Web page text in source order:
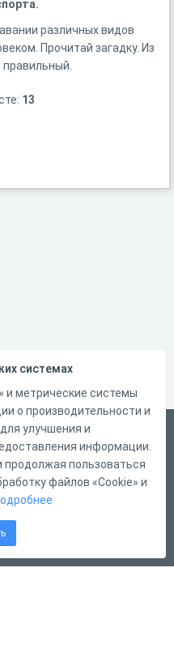
различных видов
Прочитай загадку. Из
13
системах
и метрические системы
о производительности и
улучшения и
информации.
продолжая пользоваться
файлов «Cookie» и